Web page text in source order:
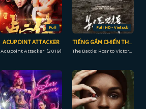
Full
ACUPOINT ATTACKER
Acupoint Attacker (2019)
Full HD - Vietsub
TIẾNG GẦM CHIẾN THẮNG
The Battle: Roar to Victory (2019)